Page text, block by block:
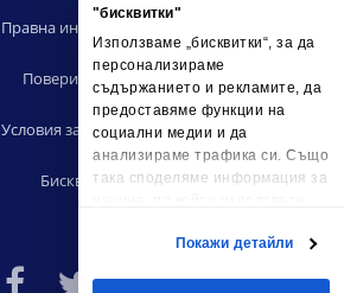
"бисквитки"
Използваме „бисквитки“, за да
персонализираме
съдържанието и рекламите, да
предоставяме функции на
социални медии и да
анализираме трафика си. Също
така споделяме информация за
социални медии, рекламните си
Покажи детайли
Правна информация
Поверителност
Условия за риселъри
Бисквитки